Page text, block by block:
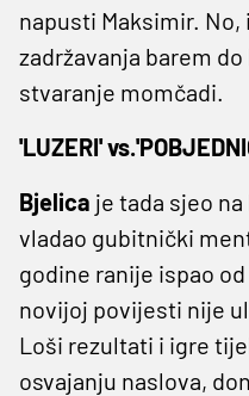
napusti Maksimir.
zadržavanja barem
stvaranje momčadi.
'LUZERI'
Bjelica je tada sjeo
vladao gubitnički
godine ranije ispao
novijoj povijesti nije
Loši rezultati i igre
osvajanju naslova,